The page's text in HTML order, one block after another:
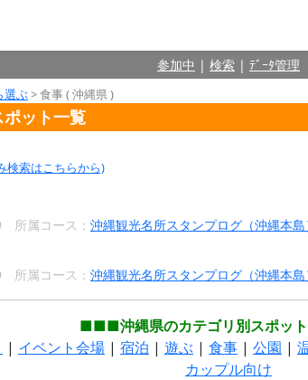
参加中 | 検索 | ﾃﾞｰﾀ管理
選ぶ> 食事 ( 沖縄県 )
ット一覧
検索はこちらから)
所属コース： 沖縄観光名所スタンプログ（沖縄本島
所属コース： 沖縄観光名所スタンプログ（沖縄本島
■■■沖縄県のカテゴリ別スポッ
| イベント会場 | 宿泊 | 遊ぶ | 食事 | 公園 |
カップル向け